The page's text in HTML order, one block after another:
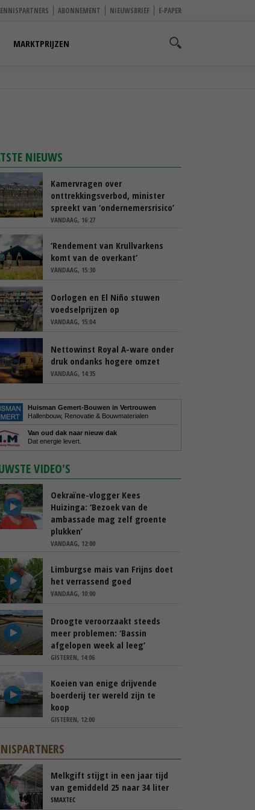
ABONNEMENT NIEUWSBRIEF E-PAPER
MARKTPRIJZEN
NIEUWS
Kamervragen over
onttrekkingsverbod, minister
spreekt van ‘ondernemersrisico’
VANDAAG, 16:27
‘Rendement van Krullvarkens
komt van de overkant’
VANDAAG, 15:30
Oorlogen en El Niño stuwen
voedselprijzen op
VANDAAG, 15:04
Nettowinst Royal A-ware onder
druk ondanks hogere omzet
VANDAAG, 14:35
Huisman Gemert-Bouwen in Vertrouwen
Hallenbouw, Renovatie & Bouwmaterialen
Van oud dak naar nieuw dak
Dat energie levert.
VIDEO'S
Oekraïne-vlogger Kees
Huizinga: ‘Bezoek van de
ambassade mag zelf groente
plukken’
VANDAAG, 12:00
Limburgse mais van Frijns doet
het verrassend goed
VANDAAG, 10:00
Droogte veroorzaakt steeds
meer problemen: ‘Bassin
afgelopen week al leeg’
GISTEREN, 14:06
Koeien van enige drijvende
boerderij ter wereld zijn te
koop
GISTEREN, 12:00
Melkgift stijgt in een jaar tijd
van gemiddeld 25 naar 34 liter
per dag
SMAXTEC